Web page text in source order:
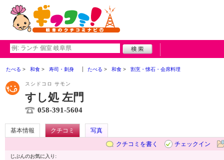
たべる 和食 寿司・刺身 たべる 和食 割烹・懐石・会席料理
スシドコロ サモン
すし処 左門
058-391-5604
基本情報 クチコミ
写真
クチコミを書く
チェックイン
じぶんのお気に入り: